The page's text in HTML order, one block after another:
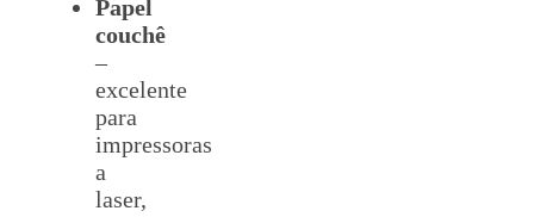
Papel
couchê
–
excelente
para
impressoras
a
laser,